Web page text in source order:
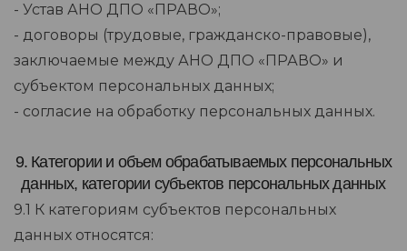
- Устав АНО ДПО «ПРАВО»;
- договоры (трудовые, гражданско-правовые),
заключаемые между АНО ДПО «ПРАВО» и
субъектом персональных данных;
- согласие на обработку персональных данных.
9. Категории и объем обрабатываемых персональных
данных, категории субъектов персональных данных
9.1 К категориям субъектов персональных
данных относятся: